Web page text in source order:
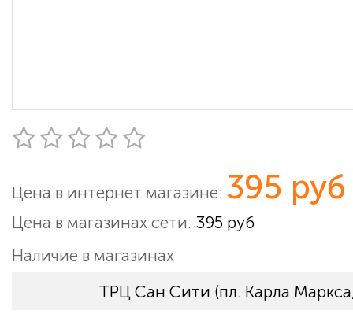
Цена в интернет магазине: 395 руб
Цена в магазинах сети: 395 руб
Наличие в магазинах
ТРЦ Сан Сити (пл. Карла